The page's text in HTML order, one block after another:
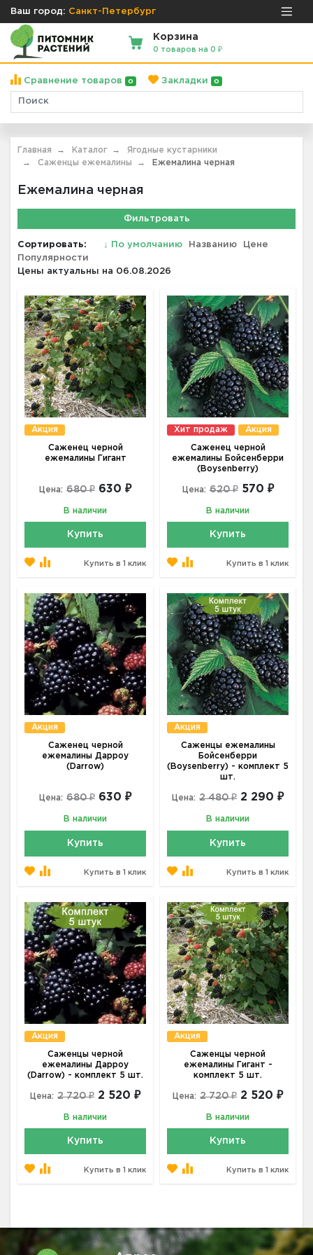
Ваш город: Санкт-Петербург
Корзина
0 товаров на 0 ₽
Сравнение товаров 0 Закладки 0
Главная Каталог
Ягодные кустарники
Саженцы ежемалины
Ежемалина черная
Ежемалина черная
Фильтровать
Сортировать: ↓ По умолчанию Названию
Цене
Популярности
Цены актуальны на 06.08.2026
Акция
Саженец черной
ежемалины Гигант
Цена: 680 ₽ 630 ₽
В наличии
Купить
Купить в 1 клик
Хит продаж Акция
Саженец черной
ежемалины Бойсенберри
(Boysenberry)
Цена: 620 ₽ 570 ₽
В наличии
Купить
Купить в 1 клик
Акция
Саженец черной
ежемалины Дарроу
(Darrow)
Цена: 680 ₽ 630 ₽
В наличии
Купить
Купить в 1 клик
Акция
Саженцы ежемалины
Бойсенберри
(Boysenberry) - комплект 5
шт.
Цена: 2 480 ₽ 2 290 ₽
В наличии
Купить
Купить в 1 клик
Акция
Саженцы черной
ежемалины Дарроу
(Darrow) - комплект 5 шт.
Цена: 2 720 ₽ 2 520 ₽
В наличии
Купить
Купить в 1 клик
Акция
Саженцы черной
ежемалины Гигант -
комплект 5 шт.
Цена: 2 720 ₽ 2 520 ₽
В наличии
Купить
Купить в 1 клик